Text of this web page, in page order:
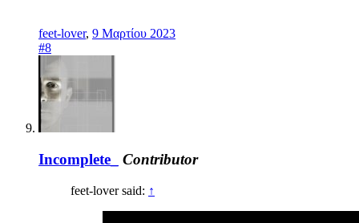
feet-lover, 9 Μαρτίου 2023
#8
Incomplete_ Contributor
feet-lover said: ↑